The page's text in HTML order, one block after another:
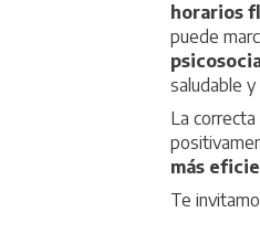
horarios
puede
saludable y
La
más
Te